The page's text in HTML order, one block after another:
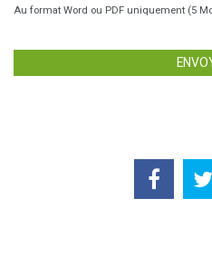
Au format Word ou PDF uniquement (5